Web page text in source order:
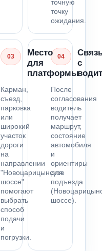
точную
точку
ожидания.
03
Место
для
платформы
Карман,
съезд,
парковка
или
широкий
участок
дороги
на
направлении
"Новоцарицынское
шоссе"
помогают
выбрать
способ
подачи
и
погрузки.
04
с
После
согласования
водитель
получает
маршрут,
состояние
автомобиля
и
ориентиры
для
подъезда
шоссе).